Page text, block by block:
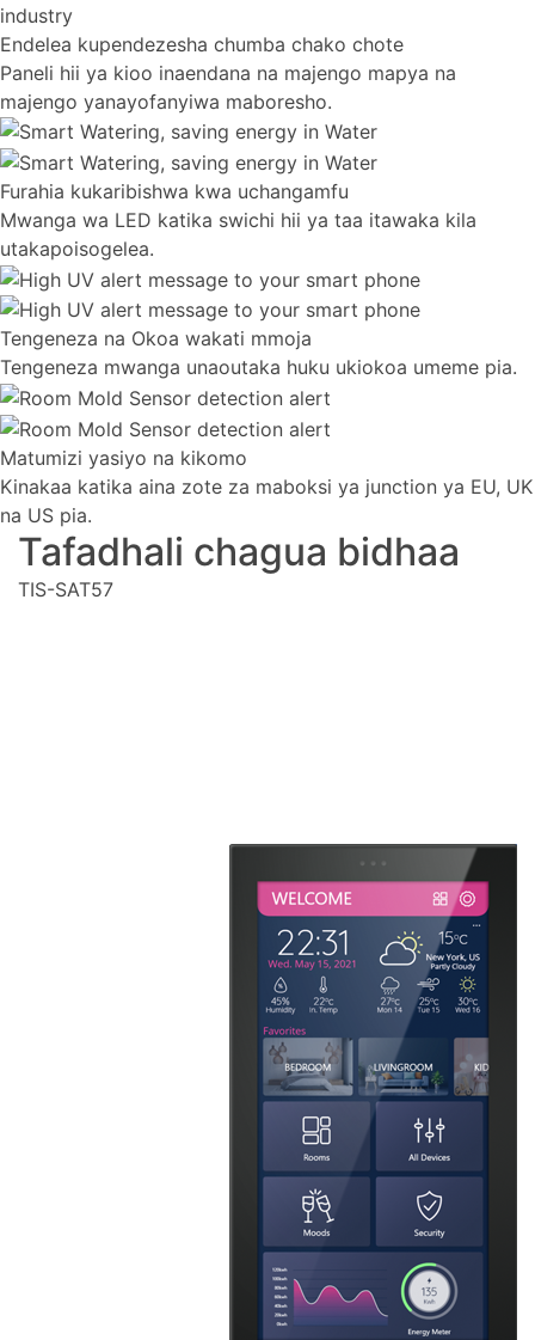
Endelea kupendezesha chumba chako chote
Paneli hii ya kioo inaendana na majengo mapya na
majengo yanayofanyiwa maboresho.
Furahia kukaribishwa kwa uchangamfu
Mwanga wa LED katika swichi hii ya taa itawaka kila
utakapoisogelea.
Tengeneza na Okoa wakati mmoja
Tengeneza mwanga unaoutaka huku ukiokoa umeme pia.
Matumizi yasiyo na kikomo
Kinakaa katika aina zote za maboksi ya junction ya EU, UK
na US pia.
Tafadhali chagua bidhaa
TIS-SAT57